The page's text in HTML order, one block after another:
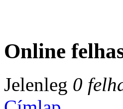
Online
Jelenleg 0